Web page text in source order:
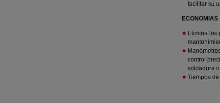
facilitar su
ECONOMIAS
Elimina los
control
soldadura
Tiempos